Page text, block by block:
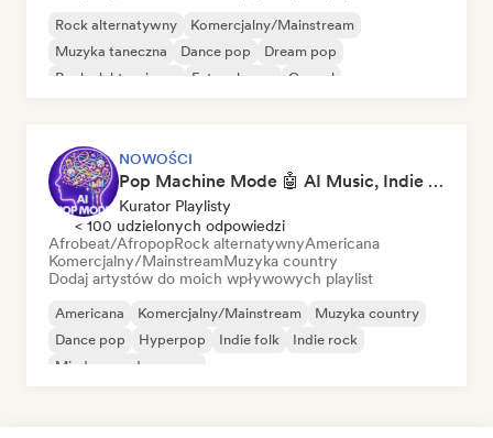
Rock alternatywny
Komercjalny/Mainstream
Muzyka taneczna
Dance pop
Dream pop
Rock elektroniczny
Future house Gospel
NOWOŚCI
Pop Machine Mode 🤖 AI Music, Indie Pop & Dream Pop
Kurator Playlisty
< 100 udzielonych odpowiedzi
Afrobeat/AfropopRock alternatywnyAmericana
Komercjalny/MainstreamMuzyka country
Dodaj artystów do moich wpływowych playlist
Americana Komercjalny/Mainstream
Muzyka country
Dance pop
Hyperpop Indie folk
Indie rock
Międzynarodowy pop